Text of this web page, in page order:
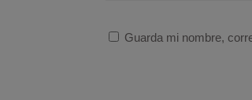
Guarda mi nombre,